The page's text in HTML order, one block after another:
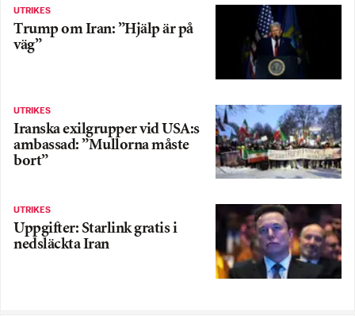
UTRIKES
Trump om Iran: ”Hjälp är på
väg”
UTRIKES
Iranska exilgrupper vid USA:s
ambassad: ”Mullorna måste
bort”
UTRIKES
Uppgifter: Starlink gratis i
nedsläckta Iran